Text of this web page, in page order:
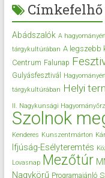
Címkefelhő
Abádszalók A
tárgykultúrában A legszebb
Centrum Falunap
Gulyásfesztivál
tárgykultúrában Helyi
II. Nagykunsági
Szolnok
Kenderes Kunszentmárton
Ifjúság-Esélyteremtés
Lovasnap Mezőtúr
Nagykörű Programajánló